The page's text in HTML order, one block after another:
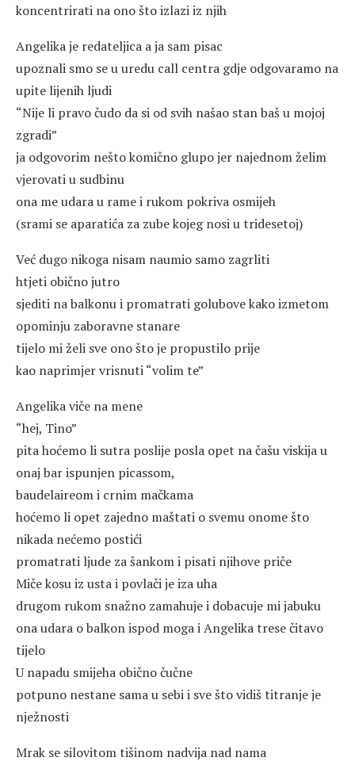
koncentrirati na ono što izlazi iz njih
Angelika je redateljica a ja sam pisac
upoznali smo se u uredu call centra gdje odgovaramo na
upite lijenih ljudi
“Nije li pravo čudo da si od svih našao stan baš u mojoj
zgradi”
ja odgovorim nešto komično glupo jer najednom želim
vjerovati u sudbinu
ona me udara u rame i rukom pokriva osmijeh
(srami se aparatića za zube kojeg nosi u tridesetoj)
Već dugo nikoga nisam naumio samo zagrliti
htjeti obično jutro
sjediti na balkonu i promatrati golubove kako izmetom
opominju zaboravne stanare
tijelo mi želi sve ono što je propustilo prije
kao naprimjer vrisnuti “volim te”
Angelika viče na mene
“hej, Tino”
pita hoćemo li sutra poslije posla opet na čašu viskija u
onaj bar ispunjen picassom,
baudelaireom i crnim mačkama
hoćemo li opet zajedno maštati o svemu onome što
nikada nećemo postići
promatrati ljude za šankom i pisati njihove priče
Miče kosu iz usta i povlači je iza uha
drugom rukom snažno zamahuje i dobacuje mi jabuku
ona udara o balkon ispod moga i Angelika trese čitavo
tijelo
U napadu smijeha obično čučne
potpuno nestane sama u sebi i sve što vidiš titranje je
nježnosti
Mrak se silovitom tišinom nadvija nad nama